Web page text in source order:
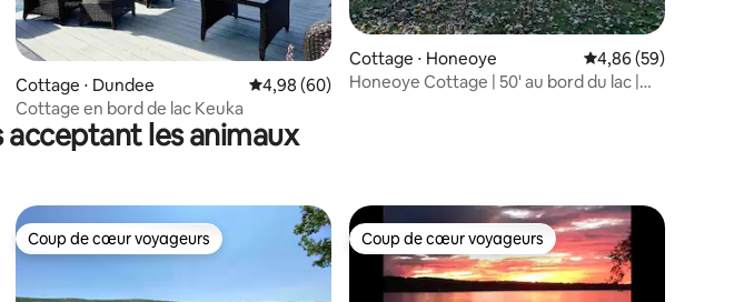
sur 5
Cottage ⋅ Dundee Évaluation moyenne sur la base de 60 commentaires : 4,98 sur 5
4,98 (60)
Cottage en bord de lac Keuka
Cottage ⋅ Honeoye Évaluation moyenne
4,86 (59)
Honeoye Cottage | 50' au bord du lac |
les animaux
Coup de cœur voyageurs
Coup de cœur voyageurs Coup de cœur voyageurs
Coup de cœur voyageurs